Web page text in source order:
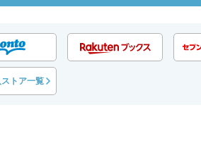
トア一覧